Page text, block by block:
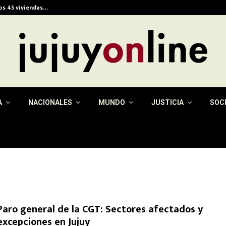
45 viviendas…
NACIONALES MUNDO JUSTICIA
general de la CGT: Sectores afectados y
en Jujuy